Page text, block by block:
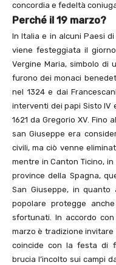
concordia e fedeltà
Perché il 19 marzo?
In Italia e in alcuni Paesi
viene festeggiata il
Vergine Maria, simbolo di
furono dei monaci
nel 1324 e dai
interventi dei papi Sisto IV
1621 da Gregorio XV. Fino
san Giuseppe era
civili, ma ciò venne
mentre in Canton Ticino,
province della Spagna,
San Giuseppe, in
popolare protegge
sfortunati. In accordo
marzo è tradizione
coincide con la festa di
brucia l’incolto sui campi